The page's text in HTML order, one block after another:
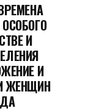
И
И
ЖЕНЩИН